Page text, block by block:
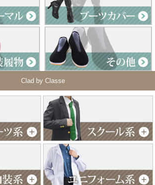
Clad by Classe